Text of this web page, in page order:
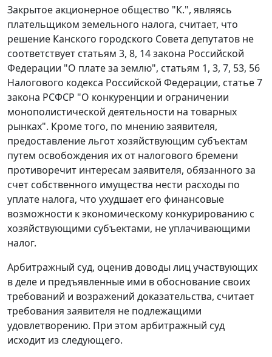
Закрытое акционерное общество "К.", являясь
плательщиком земельного налога, считает, что
решение Канского городского Совета депутатов не
соответствует статьям 3, 8, 14закона Российской
Федерации "О плате за землю", статьям 1, 3, 7, 53, 56
Налогового кодекса Российской Федерации, статье 7
закона РСФСР "О конкуренции и ограничении
монополистической деятельности на товарных
рынках". Кроме того, по мнению заявителя,
предоставление льгот хозяйствующим субъектам
путем освобождения их от налогового бремени
противоречит интересам заявителя, обязанного за
счет собственного имущества нести расходы по
уплате налога, что ухудшает его финансовые
возможности к экономическому конкурированию с
хозяйствующими субъектами, не уплачивающими
налог.
Арбитражный суд, оценив доводы лиц участвующих
в деле и предъявленные ими в обоснование своих
требований и возражений доказательства, считает
требования заявителя не подлежащими
удовлетворению. При этом арбитражный суд
исходит из следующего.